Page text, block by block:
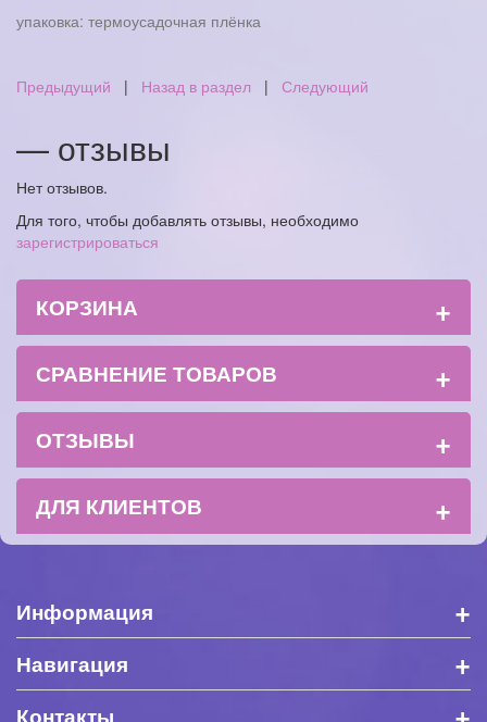
упаковка: термоусадочная плёнка
Предыдущий | Назад в раздел | Следующий
— отзывы
Нет отзывов.
Для того, чтобы добавлять отзывы, необходимо
зарегистрироваться
КОРЗИНА +
СРАВНЕНИЕ ТОВАРОВ +
ОТЗЫВЫ +
ДЛЯ КЛИЕНТОВ +
Информация +
Навигация +
Контакты